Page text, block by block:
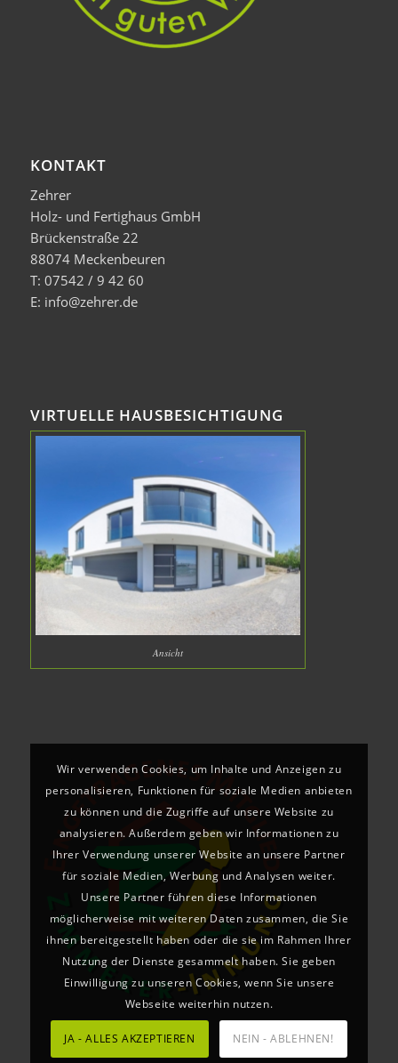
KONTAKT
Zehrer
Holz- und Fertighaus GmbH
Brückenstraße 22
88074 Meckenbeuren
T: 07542 / 9 42 60
E: info@zehrer.de
VIRTUELLE HAUSBESICHTIGUNG
Ansicht
Wir verwenden Cookies, um Inhalte und Anzeigen zu
personalisieren, Funktionen für soziale Medien anbieten
zu können und die Zugriffe auf unsere Website zu
analysieren. Außerdem geben wir Informationen zu
Ihrer Verwendung unserer Website an unsere Partner
für soziale Medien, Werbung und Analysen weiter.
Unsere Partner führen diese Informationen
möglicherweise mit weiteren Daten zusammen, die Sie
ihnen bereitgestellt haben oder die sie im Rahmen Ihrer
Nutzung der Dienste gesammelt haben. Sie geben
Einwilligung zu unseren Cookies, wenn Sie unsere
Webseite weiterhin nutzen.
JA - ALLES AKZEPTIEREN NEIN - ABLEHNEN!